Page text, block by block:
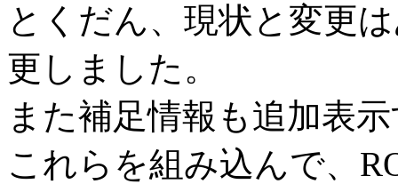
とくだん、現状と変更
更しました。
また補足情報も追加表
これらを組み込んで、